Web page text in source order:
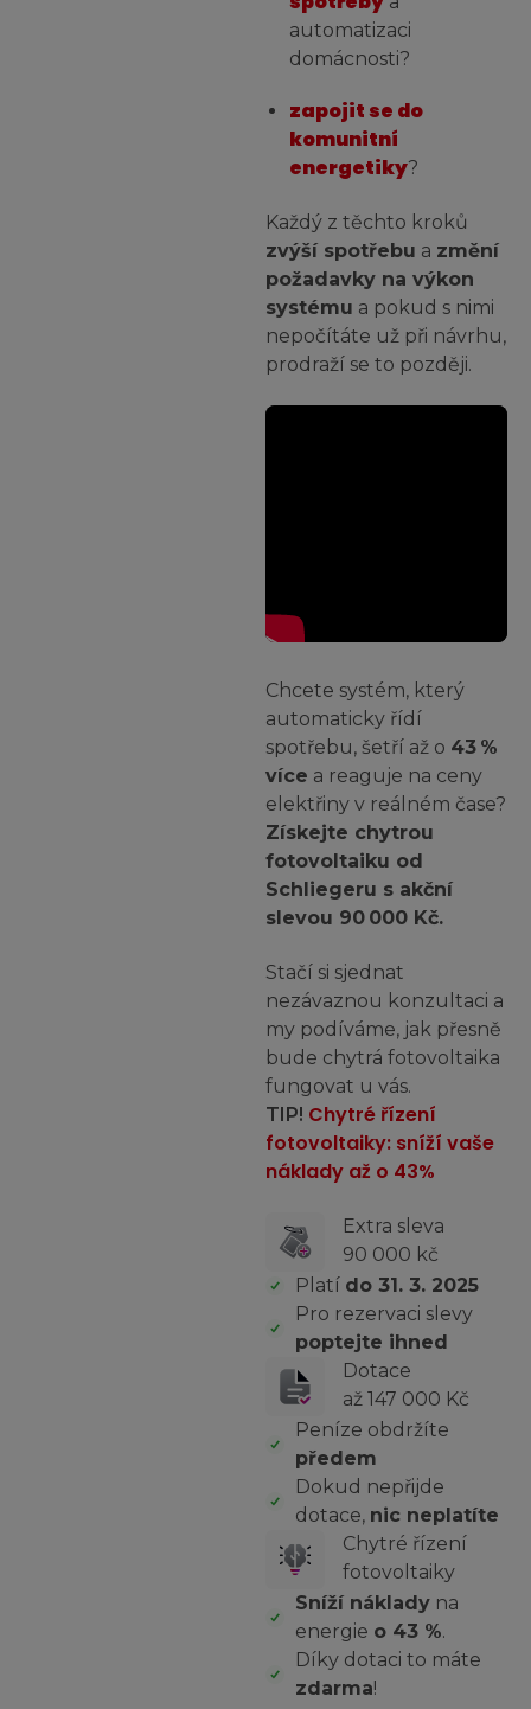
automatizaci
domácnosti?
zapojit se do
komunitní
energetiky?
Každý z těchto kroků
zvýší spotřebu a změní
požadavky na výkon
systému a pokud s nimi
nepočítáte už při návrhu,
prodraží se to později.
Chcete systém, který
automaticky řídí
spotřebu, šetří až o 43 %
více a reaguje na ceny
elektřiny v reálném čase?
Získejte chytrou
fotovoltaiku od
Schliegeru s akční
slevou 90 000 Kč.
Stačí si sjednat
nezávaznou konzultaci a
my podíváme, jak přesně
bude chytrá fotovoltaika
fungovat u vás.
TIP! Chytré řízení
fotovoltaiky: sníží vaše
náklady až o 43%
Extra sleva
90 000 kč
Platí do 31. 3. 2025
Pro rezervaci slevy
poptejte ihned
Dotace
až 147 000 Kč
Peníze obdržíte
předem
Dokud nepřijde
dotace, nic neplatíte
Chytré řízení
fotovoltaiky
Sníží náklady na
energie o 43 %.
Díky dotaci to máte
zdarma!